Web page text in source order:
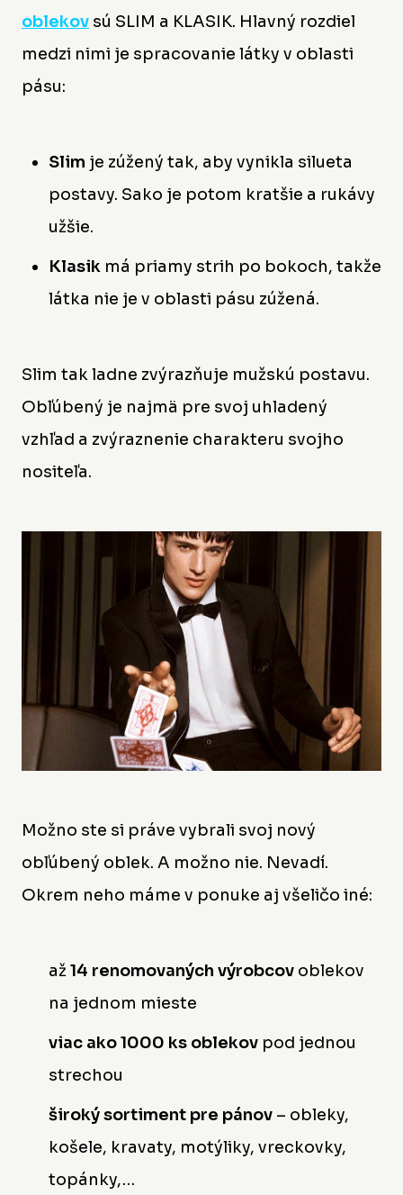
oblekov sú SLIM a KLASIK. Hlavný rozdiel
medzi nimi je spracovanie látky v oblasti
pásu:
Slim je zúžený tak, aby vynikla silueta
postavy. Sako je potom kratšie a rukávy
užšie.
Klasik má priamy strih po bokoch, takže
látka nie je v oblasti pásu zúžená.
Slim tak ladne zvýrazňuje mužskú postavu.
Obľúbený je najmä pre svoj uhladený
vzhľad a zvýraznenie charakteru svojho
nositeľa.
Možno ste si práve vybrali svoj nový
obľúbený oblek. A možno nie. Nevadí.
Okrem neho máme v ponuke aj všeličo iné:
až14 renomovaných výrobcov oblekov
na jednom mieste
viac ako 1000 ks oblekov pod jednou
strechou
široký sortiment pre pánov – obleky,
košele, kravaty, motýliky, vreckovky,
topánky,…